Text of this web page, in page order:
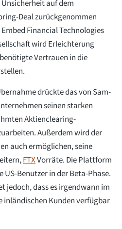
auf dem
Deal zurückgenommen
Financial Technologies
wird Erleichterung
Vertrauen in die
drückte das von Sam-
seinen starken
Aktienclearing-
Außerdem wird der
auch ermöglichen, seine
FTXVorräte. Die Plattform
Benutzer in der Beta-Phase.
jedoch, dass es irgendwann im
inländischen Kunden verfügbar